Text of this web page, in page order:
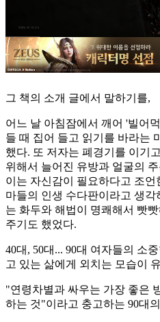
그 책의 소개 글에서 말하기를,
어느 날 아침잠에서 깨어 '빌어
들 때 집어 들고 읽기를 바라는
했다. 또 저자는 폐경기를 이기
위해서 늘어진 유방과 얼굴의
이는 자신감이 필요하다고 조
마들의 인생 수다판이라고 생
는 화두와 해법이 명쾌해서 빳
주기도 했었다.
40대, 50대... 90대 여자들의 소
고 있는 삶에게 외치는 모습이
"연령차별과 싸우는 가장 좋은
하는 것"이라고 충고하는 90대